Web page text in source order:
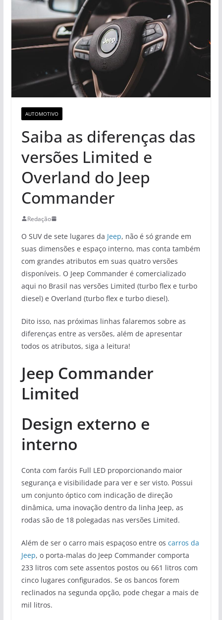
AUTOMOTIVO
Saiba as diferenças das
versões Limited e
Overland do Jeep
Commander
Redação
O SUV de sete lugares da Jeep, não é só grande em
suas dimensões e espaço interno, mas conta também
com grandes atributos em suas quatro versões
disponíveis. O Jeep Commander é comercializado
aqui no Brasil nas versões Limited (turbo flex e turbo
diesel) e Overland (turbo flex e turbo diesel).
Dito isso, nas próximas linhas falaremos sobre as
diferenças entre as versões, além de apresentar
todos os atributos, siga a leitura!
Jeep Commander
Limited
Design externo e
interno
Conta com faróis Full LED proporcionando maior
segurança e visibilidade para ver e ser visto. Possui
um conjunto óptico com indicação de direção
dinâmica, uma inovação dentro da linha Jeep, as
rodas são de 18 polegadas nas versões Limited.
Além de ser o carro mais espaçoso entre os carros da
Jeep, o porta-malas do Jeep Commander comporta
233 litros com sete assentos postos ou 661 litros com
cinco lugares configurados. Se os bancos forem
reclinados na segunda opção, pode chegar a mais de
mil litros.